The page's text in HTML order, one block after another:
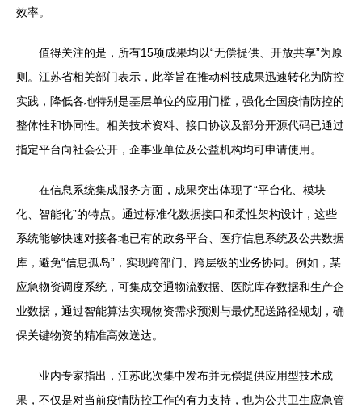
效率。
值得关注的是，所有15项成果均以“无偿提供、开放共享”为原
则。江苏省相关部门表示，此举旨在推动科技成果迅速转化为防控
实践，降低各地特别是基层单位的应用门槛，强化全国疫情防控的
整体性和协同性。相关技术资料、接口协议及部分开源代码已通过
指定平台向社会公开，企事业单位及公益机构均可申请使用。
在信息系统集成服务方面，成果突出体现了“平台化、模块
化、智能化”的特点。通过标准化数据接口和柔性架构设计，这些
系统能够快速对接各地已有的政务平台、医疗信息系统及公共数据
库，避免“信息孤岛”，实现跨部门、跨层级的业务协同。例如，某
应急物资调度系统，可集成交通物流数据、医院库存数据和生产企
业数据，通过智能算法实现物资需求预测与最优配送路径规划，确
保关键物资的精准高效送达。
业内专家指出，江苏此次集中发布并无偿提供应用型技术成
果，不仅是对当前疫情防控工作的有力支持，也为公共卫生应急管